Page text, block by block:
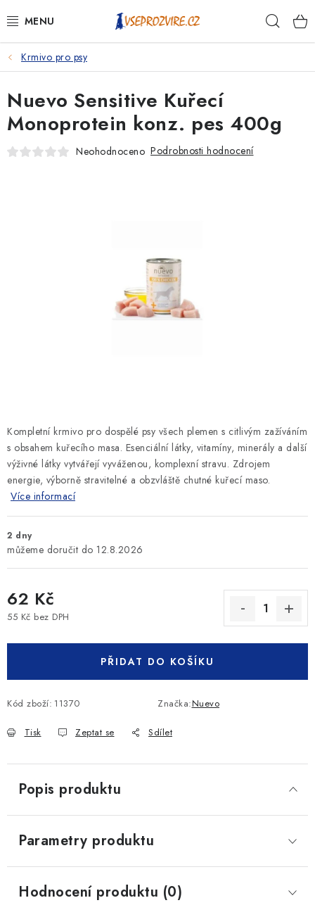
na
PSI
KOČKY
KONĚ
KRÁLÍCI/HLODAVCI/PTÁCI
Krmivo pro psy
Kompletní krmivo pro dospělé psy všech plemen s citlivým zažíváním
s obsahem kuřecího masa. Esenciální látky, vitamíny, minerály a další
výživné látky vytvářejí vyváženou, komplexní stravu. Zdrojem
energie, výborně stravitelné a obzvláště chutné kuřecí maso.
Více informací
2 dny
12.8.2026
62 Kč
55 Kč bez DPH
PŘIDAT DO KOŠÍKU
Kód zboží: 11370 Značka:Nuevo
Tisk Zeptat se Sdílet
Nuevo Sensitive Kuřecí
Monoprotein konz. pes 400g
Neohodnoceno Podrobnosti hodnocení
Popis produktu
Parametry produktu
Hodnocení produktu (0)